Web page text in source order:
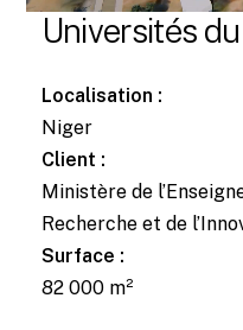
Universités
Localisation :
Niger
Client :
Ministère de
Recherche et de
Surface :
82 000 m²